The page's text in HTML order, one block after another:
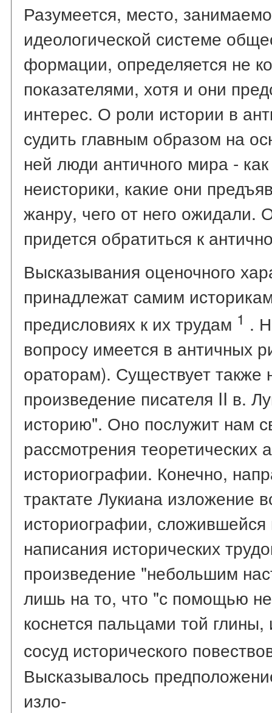
Разумеется, место,
идеологической системе
формации, определяется не
показателями, хотя и они
интерес. О роли истории в
судить главным образом на
ней люди античного мира -
неисторики, какие они
жанру, чего от него ожидали.
придется обратиться к
Высказывания оценочного
принадлежат самим
предисловиях к их трудам 1 .
вопросу имеется в античных
ораторам). Существует
произведение писателя II в.
историю". Оно послужит нам
рассмотрения теоретических
историографии. Конечно,
трактате Лукиана изложение
историографии,
написания исторических
произведение "небольшим
лишь на то, что "с помощью
коснется пальцами той глины,
сосуд исторического
Высказывалось
изло-